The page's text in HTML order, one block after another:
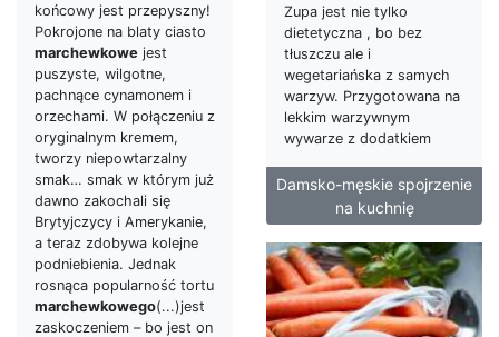
Zupa jest nie tylko
dietetyczna , bo bez
tłuszczu ale i
wegetariańska z samych
warzyw. Przygotowana na
lekkim warzywnym
wywarze z dodatkiem
Damsko-męskie spojrzenie
na kuchnię
końcowy jest przepyszny!
Pokrojone na blaty ciasto
marchewkowe jest
puszyste, wilgotne,
pachnące cynamonem i
orzechami. W połączeniu z
oryginalnym kremem,
tworzy niepowtarzalny
smak… smak w którym już
dawno zakochali się
Brytyjczycy i Amerykanie,
a teraz zdobywa kolejne
podniebienia. Jednak
rosnąca popularność tortu
marchewkowego(...)jest
zaskoczeniem – bo jest on